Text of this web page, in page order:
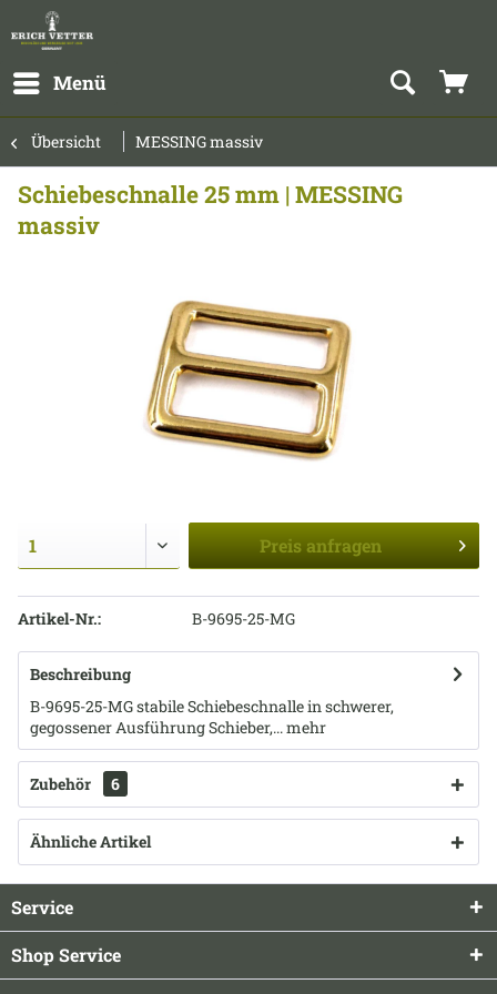
Menü
Übersicht MESSING massiv
Schiebeschnalle 25 mm | MESSING
massiv
Preis anfragen
Artikel-Nr.: B-9695-25-MG
Beschreibung
B-9695-25-MG stabile Schiebeschnalle in schwerer,
gegossener Ausführung Schieber,...mehr
Zubehör 6
Ähnliche Artikel
Service
Shop Service